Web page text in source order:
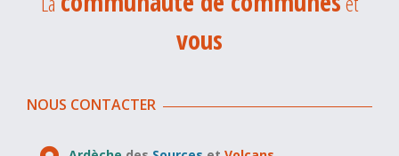
vous
NOUS CONTACTER